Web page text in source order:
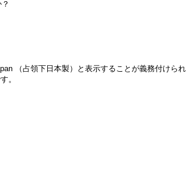
（占領下日本製）と表示することが義務付けられ
。